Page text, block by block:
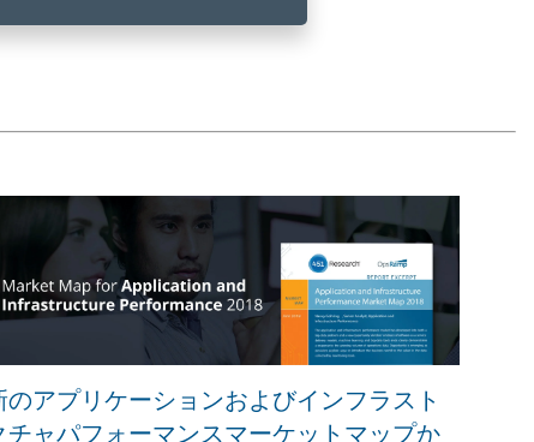
のアプリケーションおよびインフラスト
チャパフォーマンスマーケットマップか